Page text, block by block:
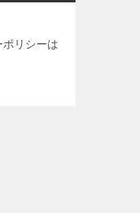
リシーは